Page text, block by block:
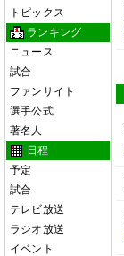
トピックス
ランキング
ニュース
試合
ファンサイト
選手公式
著名人
日程
予定
試合
テレビ放送
ラジオ放送
イベント